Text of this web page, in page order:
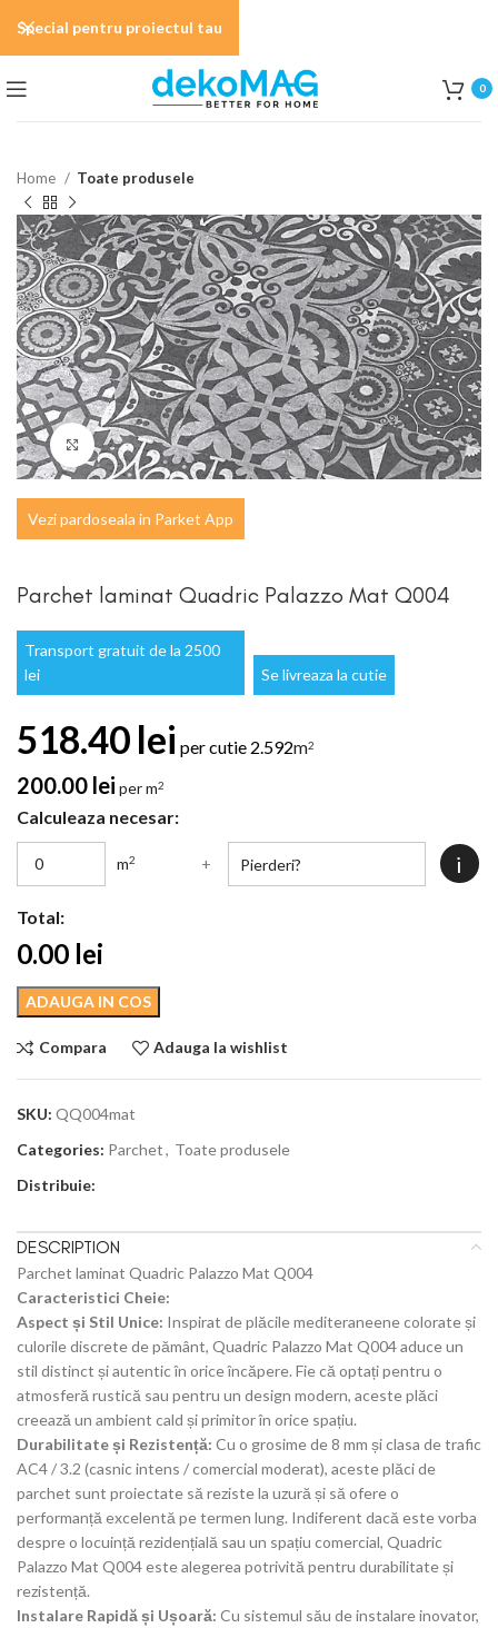
0
Home Toate produsele
Click to enlarge
Vezi pardoseala in Parket App
Parchet laminat Quadric Palazzo Mat Q004
Transport gratuit de la 2500
lei
Se livreaza la cutie
518.40 lei per cutie 2.592m2
200.00 lei per m2
Calculeaza necesar:
m2 + i
Total:
0.00 lei
ADAUGA IN COS
Compara Adauga la wishlist
SKU: QQ004mat
Categories: Parchet, Toate produsele
Distribuie:
DESCRIPTION
Parchet laminat Quadric Palazzo Mat Q004
Caracteristici Cheie:
Aspect și Stil Unice: Inspirat de plăcile mediteraneene colorate și
culorile discrete de pământ, Quadric Palazzo Mat Q004 aduce un
stil distinct și autentic în orice încăpere. Fie că optați pentru o
atmosferă rustică sau pentru un design modern, aceste plăci
creează un ambient cald și primitor în orice spațiu.
Durabilitate și Rezistență: Cu o grosime de 8 mm și clasa de trafic
AC4 / 3.2 (casnic intens / comercial moderat), aceste plăci de
parchet sunt proiectate să reziste la uzură și să ofere o
performanță excelentă pe termen lung. Indiferent dacă este vorba
despre o locuință rezidențială sau un spațiu comercial, Quadric
Palazzo Mat Q004 este alegerea potrivită pentru durabilitate și
rezistență.
Instalare Rapidă și Ușoară: Cu sistemul său de instalare inovator,
Special pentru proiectul tau